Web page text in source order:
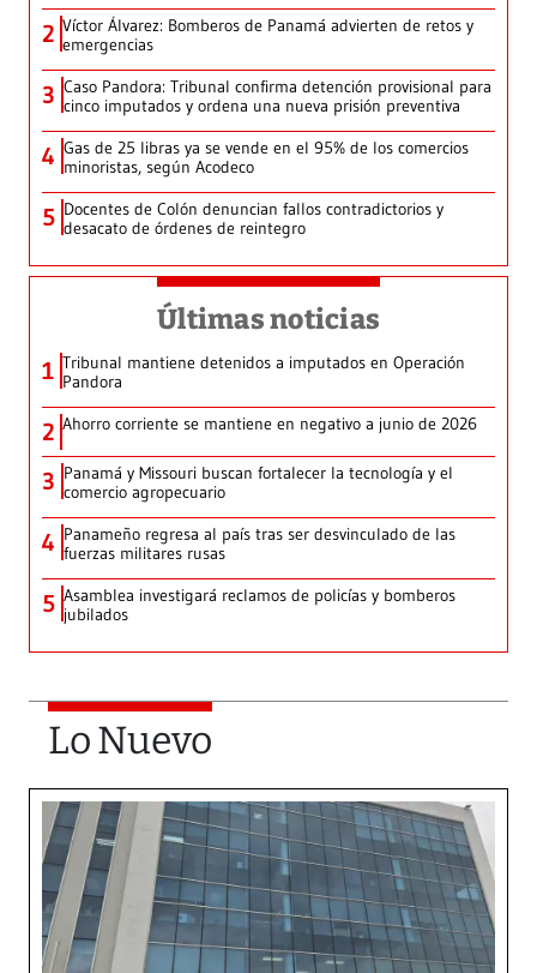
2 Víctor Álvarez: Bomberos de Panamá advierten de retos y
emergencias
3 Caso Pandora: Tribunal confirma detención provisional para
cinco imputados y ordena una nueva prisión preventiva
4 Gas de 25 libras ya se vende en el 95% de los comercios
minoristas, según Acodeco
5 Docentes de Colón denuncian fallos contradictorios y
desacato de órdenes de reintegro
Últimas noticias
1 Tribunal mantiene detenidos a imputados en Operación
Pandora
2 Ahorro corriente se mantiene en negativo a junio de 2026
3 Panamá y Missouri buscan fortalecer la tecnología y el
comercio agropecuario
4 Panameño regresa al país tras ser desvinculado de las
fuerzas militares rusas
5 Asamblea investigará reclamos de policías y bomberos
jubilados
Lo Nuevo